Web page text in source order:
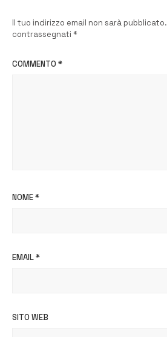
Il tuo indirizzo email non sarà pubblicato.
contrassegnati *
COMMENTO *
NOME*
EMAIL*
SITO WEB